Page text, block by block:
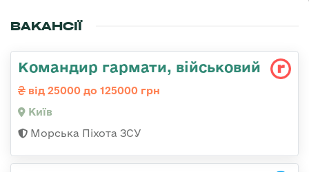
ВАКАНСІЇ
Командиp гаpмати, військовий
від 25000 до 125000 грн
Київ
Морська Піхота ЗСУ